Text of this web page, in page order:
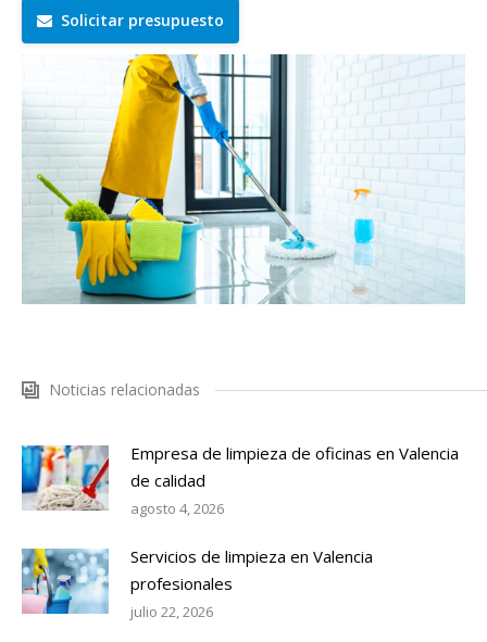
Solicitar presupuesto
Noticias relacionadas
Empresa de limpieza de oficinas en Valencia
de calidad
agosto 4, 2026
Servicios de limpieza en Valencia
profesionales
julio 22, 2026